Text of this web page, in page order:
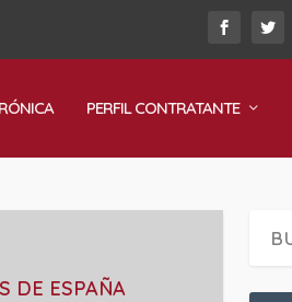
PERFIL CONTRATANTE
DE ESPAÑA